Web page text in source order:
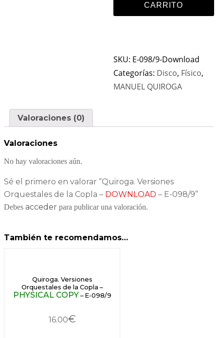
CARRITO
SKU: E-098/9-Download
Categorías: Disco, Físico,
MANUEL QUIROGA
Valoraciones (0)
Valoraciones
No hay valoraciones aún.
Sé el primero en valorar “Quiroga. Versiones
Orquestales de la Copla – DOWNLOAD – E-098/9”
Debes acceder para publicar una valoración.
También te recomendamos…
Quiroga. Versiones
Orquestales de la Copla –
PHYSICAL COPY – E-098/9
16.00€